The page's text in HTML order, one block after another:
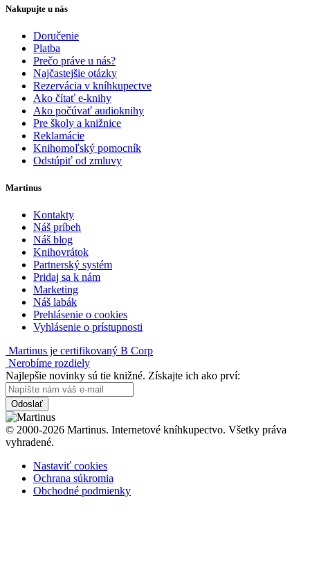
Nakupujte u nás
Doručenie
Platba
Prečo práve u nás?
Najčastejšie otázky
Rezervácia v kníhkupectve
Ako čítať e-knihy
Ako počúvať audioknihy
Pre školy a knižnice
Reklamácie
Knihomoľský pomocník
Odstúpiť od zmluvy
Martinus
Kontakty
Náš príbeh
Náš blog
Knihovrátok
Partnerský systém
Pridaj sa k nám
Marketing
Náš labák
Prehlásenie o cookies
Vyhlásenie o prístupnosti
Martinus je certifikovaný B Corp
Nerobíme rozdiely
Najlepšie novinky sú tie knižné. Získajte ich ako prví:
Odoslať
© 2000-2026 Martinus. Internetové kníhkupectvo. Všetky práva
vyhradené.
Nastaviť cookies
Ochrana súkromia
Obchodné podmienky